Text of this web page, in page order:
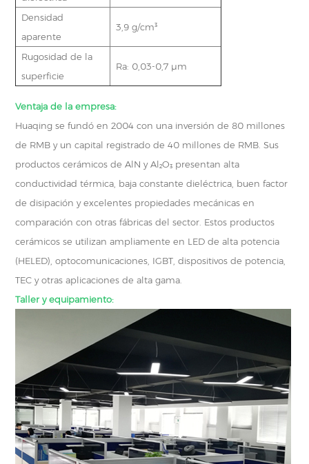
Densidad
aparente
3,9 g/cm³
Rugosidad de la
superficie
Ra: 0,03-0,7 μm
Ventaja de la empresa:
Huaqing se fundó en 2004 con una inversión de 80 millones
de RMB y un capital registrado de 40 millones de RMB. Sus
productos cerámicos de AlN y Al₂O₃ presentan alta
conductividad térmica, baja constante dieléctrica, buen factor
de disipación y excelentes propiedades mecánicas en
comparación con otras fábricas del sector. Estos productos
cerámicos se utilizan ampliamente en LED de alta potencia
(HELED), optocomunicaciones, IGBT, dispositivos de potencia,
TEC y otras aplicaciones de alta gama.
Taller y equipamiento: